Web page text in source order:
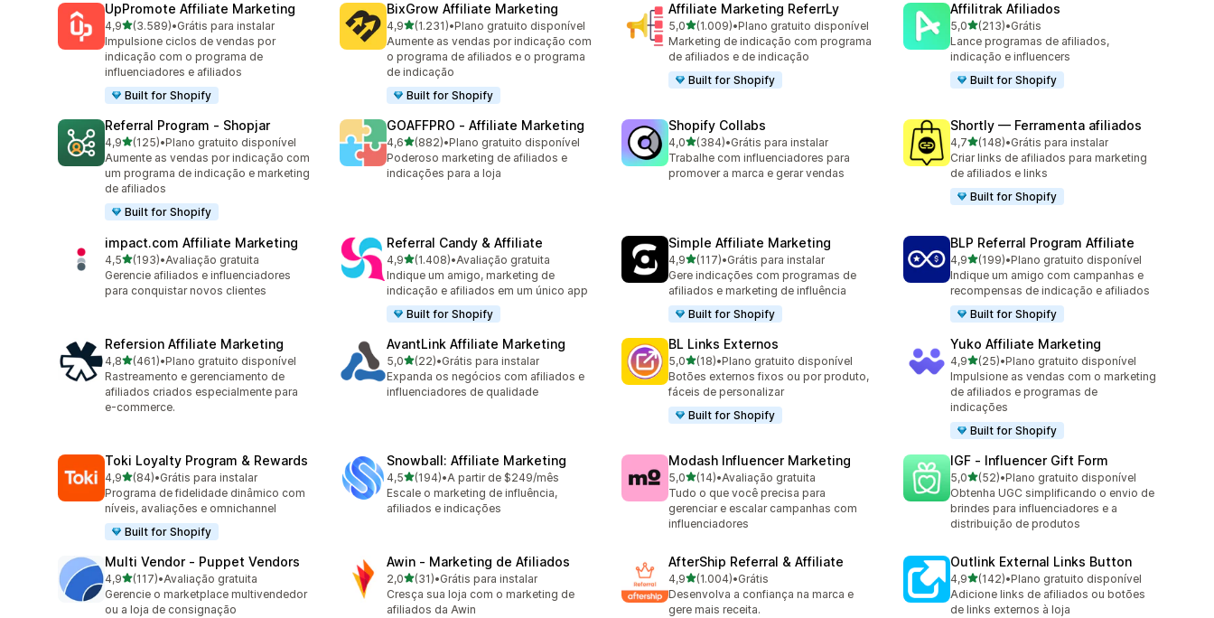
UpPromote Affiliate Marketing
4,9de 5 estrelas
(3.589)
3589 avaliações ao todo
•Grátis para instalar
Impulsione ciclos de vendas por
indicação com o programa de
influenciadores e afiliados
Built for Shopify
BixGrow Affiliate Marketing
4,9de 5 estrelas
(1.231)
1231 avaliações ao todo
•Plano gratuito disponível
Aumente as vendas por indicação com
o programa de afiliados e o programa
de indicação
Built for Shopify
Affiliate Marketing ReferrLy
5,0de 5 estrelas
(1.009)
1009 avaliações ao todo
•Plano gratuito disponível
Marketing de indicação com programa
de afiliados e de indicação
Built for Shopify
Affilitrak Afiliados
5,0de 5 estrelas
(213)
213 avaliações ao todo
•Grátis
Lance programas de afiliados,
indicação e influencers
Built for Shopify
Referral Program ‑ Shopjar
4,9de 5 estrelas
(125)
125 avaliações ao todo
•Plano gratuito disponível
Aumente as vendas por indicação com
um programa de indicação e marketing
de afiliados
Built for Shopify
GOAFFPRO ‑ Affiliate Marketing
4,6de 5 estrelas
(882)
882 avaliações ao todo
•Plano gratuito disponível
Poderoso marketing de afiliados e
indicações para a loja
Shopify Collabs
4,0de 5 estrelas
(384)
384 avaliações ao todo
•Grátis para instalar
Trabalhe com influenciadores para
promover a marca e gerar vendas
Shortly — Ferramenta afiliados
4,7de 5 estrelas
(148)
148 avaliações ao todo
•Grátis para instalar
Criar links de afiliados para marketing
de afiliados e links
Built for Shopify
impact.com Affiliate Marketing
4,5de 5 estrelas
(193)
193 avaliações ao todo
•Avaliação gratuita
Gerencie afiliados e influenciadores
para conquistar novos clientes
Referral Candy & Affiliate
4,9de 5 estrelas
(1.408)
1408 avaliações ao todo
•Avaliação gratuita
Indique um amigo, marketing de
indicação e afiliados em um único app
Built for Shopify
Simple Affiliate Marketing
4,9de 5 estrelas
(117)
117 avaliações ao todo
•Grátis para instalar
Gere indicações com programas de
afiliados e marketing de influência
Built for Shopify
BLP Referral Program Affiliate
4,9de 5 estrelas
(199)
199 avaliações ao todo
•Plano gratuito disponível
Indique um amigo com campanhas e
recompensas de indicação e afiliados
Built for Shopify
Refersion Affiliate Marketing
4,8de 5 estrelas
(461)
461 avaliações ao todo
•Plano gratuito disponível
Rastreamento e gerenciamento de
afiliados criados especialmente para
e-commerce.
AvantLink Affiliate Marketing
5,0de 5 estrelas
(22)
22 avaliações ao todo
•Grátis para instalar
Expanda os negócios com afiliados e
influenciadores de qualidade
BL Links Externos
5,0de 5 estrelas
(18)
18 avaliações ao todo
•Plano gratuito disponível
Botões externos fixos ou por produto,
fáceis de personalizar
Built for Shopify
Yuko Affiliate Marketing
4,9de 5 estrelas
(25)
25 avaliações ao todo
•Plano gratuito disponível
Impulsione as vendas com o marketing
de afiliados e programas de
indicações
Built for Shopify
Toki Loyalty Program & Rewards
4,9de 5 estrelas
(84)
84 avaliações ao todo
•Grátis para instalar
Programa de fidelidade dinâmico com
níveis, avaliações e omnichannel
Built for Shopify
Snowball: Affiliate Marketing
4,5de 5 estrelas
(194)
194 avaliações ao todo
•A partir de $249/mês
Escale o marketing de influência,
afiliados e indicações
Modash Influencer Marketing
5,0de 5 estrelas
(14)
14 avaliações ao todo
•Avaliação gratuita
Tudo o que você precisa para
gerenciar e escalar campanhas com
influenciadores
IGF ‑ Influencer Gift Form
5,0de 5 estrelas
(52)
52 avaliações ao todo
•Plano gratuito disponível
Obtenha UGC simplificando o envio de
brindes para influenciadores e a
distribuição de produtos
Multi Vendor ‑ Puppet Vendors
4,9de 5 estrelas
(117)
117 avaliações ao todo
•Avaliação gratuita
Gerencie o marketplace multivendedor
ou a loja de consignação
Awin ‑ Marketing de Afiliados
2,0de 5 estrelas
(31)
31 avaliações ao todo
•Grátis para instalar
Cresça sua loja com o marketing de
afiliados da Awin
AfterShip Referral & Affiliate
4,9de 5 estrelas
(1.004)
1004 avaliações ao todo
•Grátis
Desenvolva a confiança na marca e
gere mais receita.
Outlink External Links Button
4,9de 5 estrelas
(142)
142 avaliações ao todo
•Plano gratuito disponível
Adicione links de afiliados ou botões
de links externos à loja